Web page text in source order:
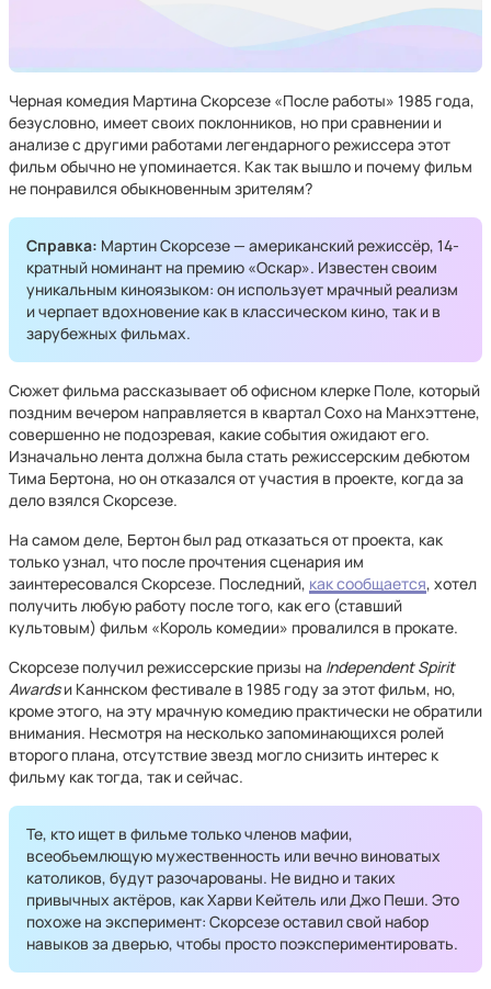
Черная комедия Мартина Скорсезе «После работы» 1985 года,
безусловно, имеет своих поклонников, но при сравнении и
анализе с другими работами легендарного режиссера этот
фильм обычно не упоминается. Как так вышло и почему фильм
не понравился обыкновенным зрителям?
Справка: Мартин Скорсезе — американский режиссёр, 14-
кратный номинант на премию «Оскар». Известен своим
уникальным киноязыком: он использует мрачный реализм
и черпает вдохновение как в классическом кино, так и в
зарубежных фильмах.
Сюжет фильма рассказывает об офисном клерке Поле, который
поздним вечером направляется в квартал Сохо на Манхэттене,
совершенно не подозревая, какие события ожидают его.
Изначально лента должна была стать режиссерским дебютом
Тима Бертона, но он отказался от участия в проекте, когда за
дело взялся Скорсезе.
На самом деле, Бертон был рад отказаться от проекта, как
только узнал, что после прочтения сценария им
заинтересовался Скорсезе. Последний, как сообщается, хотел
получить любую работу после того, как его (ставший
культовым) фильм «Король комедии» провалился в прокате.
Скорсезе получил режиссерские призы на Independent Spirit
Awardsи Каннском фестивале в 1985 году за этот фильм, но,
кроме этого, на эту мрачную комедию практически не обратили
внимания. Несмотря на несколько запоминающихся ролей
второго плана, отсутствие звезд могло снизить интерес к
фильму как тогда, так и сейчас.
Те, кто ищет в фильме только членов мафии,
всеобъемлющую мужественность или вечно виноватых
католиков, будут разочарованы. Не видно и таких
привычных актёров, как Харви Кейтель или Джо Пеши. Это
похоже на эксперимент: Скорсезе оставил свой набор
навыков за дверью, чтобы просто поэкспериментировать.